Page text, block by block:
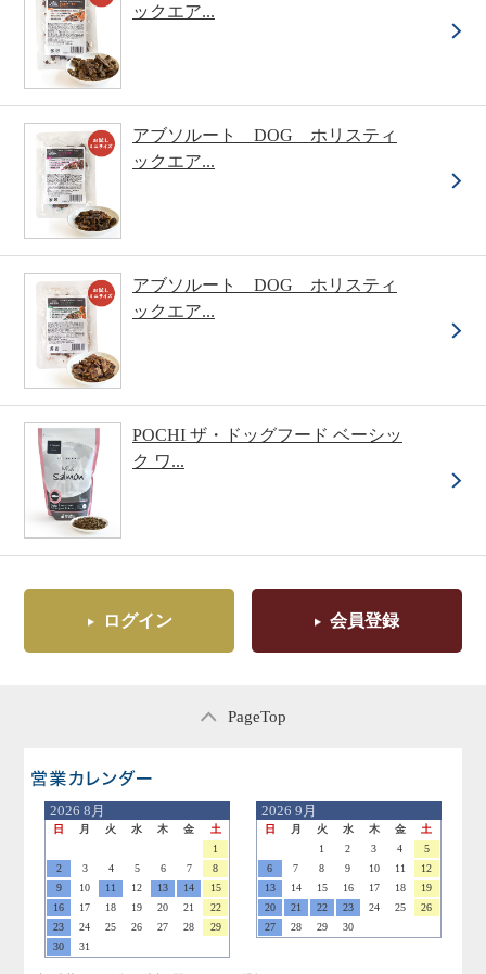
ックエア...
アブソルート DOG ホリスティ
ックエア...
アブソルート DOG ホリスティ
ックエア...
POCHI ザ・ドッグフード ベーシッ
ク ワ...
ログイン 会員登録
PageTop
2026 8月
日 月 火 水 木 金
土
1
2
3 4 5 6 7
8
9
10 11 12 13 14
15
16
17 18 19 20 21
22
23
24 25 26 27 28
29
30
31
2026 9月
日 月 火 水 木 金
土
1
2 3 4
5
6
7 8 9 10 11
12
13
14 15 16 17 18
19
20
21 22 23 24 25
26
27
28 29 30